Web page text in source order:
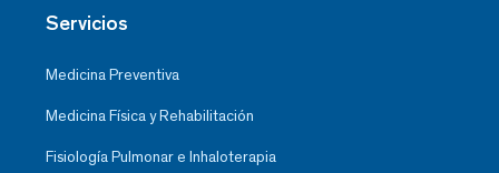
Servicios
Medicina Preventiva
Medicina Física y Rehabilitación
Fisiología Pulmonar e Inhaloterapia